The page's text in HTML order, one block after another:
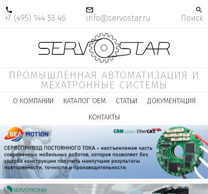
+7 (495) 144 53 46 info@servostar.ru Поиск
ПРОМЫШЛЕННАЯ АВТОМАТИЗАЦИЯ И
МЕХАТРОННЫЕ СИСТЕМЫ
О КОМПАНИИ СТАТЬИ ДОКУМЕНТАЦИЯ
КАТАЛОГ ОЕМ
КОНТАКТЫ